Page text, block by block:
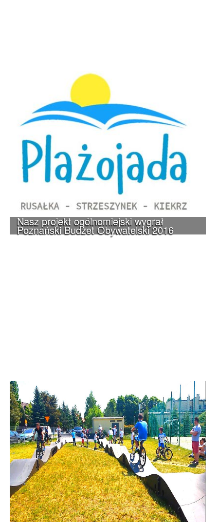
Nasz projekt ogólnomiejski wygrał
Poznański Budżet Obywatelski 2016